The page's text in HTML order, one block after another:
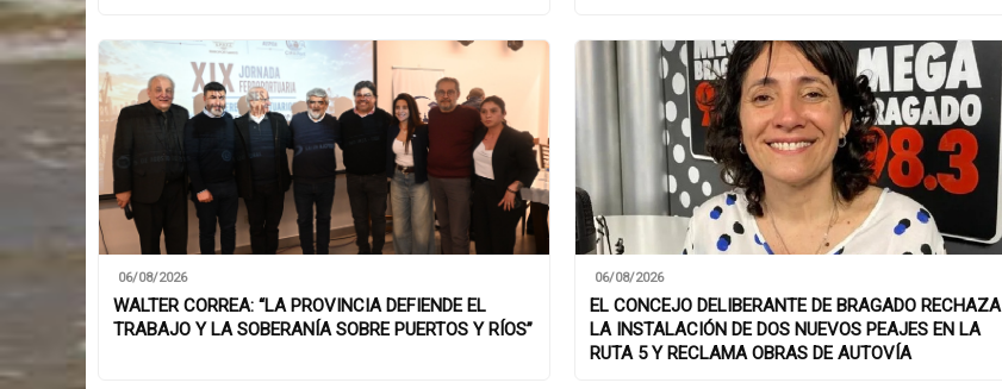
06/08/2026
WALTER CORREA: “LA PROVINCIA DEFIENDE EL
TRABAJO Y LA SOBERANÍA SOBRE PUERTOS Y RÍOS”
06/08/2026
EL CONCEJO DELIBERANTE DE BRAGADO RECHAZA
LA INSTALACIÓN DE DOS NUEVOS PEAJES EN LA
RUTA 5 Y RECLAMA OBRAS DE AUTOVÍA